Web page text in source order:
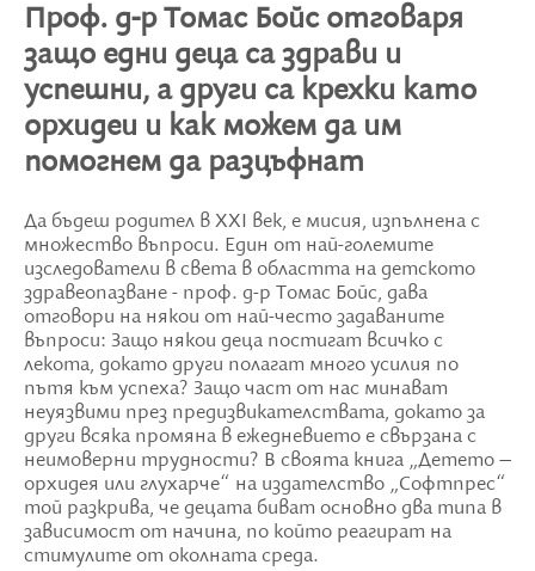
Проф. д-р Томас Бойс отговаря
защо едни деца са здрави и
успешни, а други са крехки като
орхидеи и как можем да им
помогнем да разцъфнат
Да бъдеш родител в XXI век, е мисия, изпълнена с
множество въпроси. Един от най-големите
изследователи в света в областта на детското
здравеопазване - проф. д-р Томас Бойс, дава
отговори на някои от най-често задаваните
въпроси: Защо някои деца постигат всичко с
лекота, докато други полагат много усилия по
пътя към успеха? Защо част от нас минават
неуязвими през предизвикателствата, докато за
други всяка промяна в ежедневието е свързана с
неимоверни трудности? В своята книга „Детето –
орхидея или глухарче“ на издателство „Софтпрес“
той разкрива, че децата биват основно два типа в
зависимост от начина, по който реагират на
стимулите от околната среда.